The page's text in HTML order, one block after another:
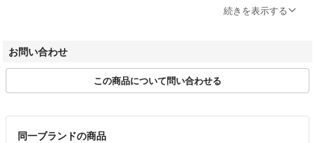
万が一、真贋に問題が有った場合、お振込み頂きました金額は全額返金さ
サービスを受けられるかどうかのみを参考とさせて頂きますので、上記ご
了承頂ける方のみご参加、ご購入をお願い致します。
※万全の検品はしておりますが、USED品でございますので、神経質な方
※マネキン撮影時のインナーは付属しておりません。
式会社によって運営されています。
▼特商法
https://fril.jp/ts/official/law/a143/
https://fril.jp/ts/official/law/a143/#return_policy
＝＝＝＝＝＝＝＝＝＝＝＝＝＝
続きを表示する
お問い合わせ
この商品について問い合わせる
同一ブランドの商品